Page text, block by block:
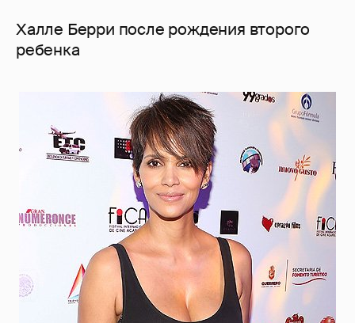
Халле Берри после рождения второго
ребенка